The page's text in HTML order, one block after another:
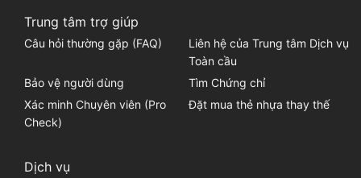
Trung tâm trợ giúp
Câu hỏi thường gặp (FAQ)
Liên hệ của Trung tâm Dịch vụ
Toàn cầu
Bảo vệ người dùng
Tìm Chứng chỉ
Xác minh Chuyên viên (Pro
Check)
Đặt mua thẻ nhựa thay thế
Dịch vụ